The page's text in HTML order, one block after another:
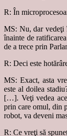
R: În
MS: Nu, dar vedeţi
înainte de
de a trece prin
R: Deci este
MS: Exact, asta
este al doilea
[…]. Veţi vedea
prin care omul, din
robot, va deveni
R: Ce vreţi să